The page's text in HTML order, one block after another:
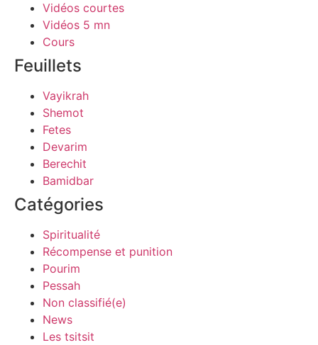
Vidéos courtes
Vidéos 5 mn
Cours
Feuillets
Vayikrah
Shemot
Fetes
Devarim
Berechit
Bamidbar
Catégories
Spiritualité
Récompense et punition
Pourim
Pessah
Non classifié(e)
News
Les tsitsit